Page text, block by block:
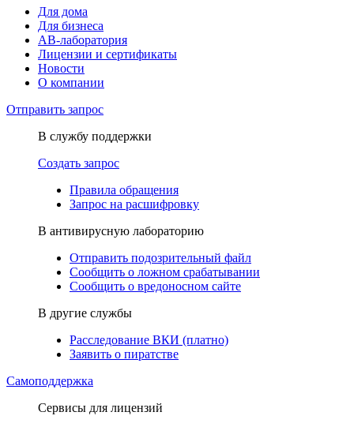
Для дома
Для бизнеса
АВ-лаборатория
Лицензии и сертификаты
Новости
О компании
Отправить запрос
В службу поддержки
Создать запрос
Правила обращения
Запрос на расшифровку
В антивирусную лабораторию
Отправить подозрительный файл
Сообщить о ложном срабатывании
Сообщить о вредоносном сайте
В другие службы
Расследование ВКИ (платно)
Заявить о пиратстве
Самоподдержка
Сервисы для лицензий